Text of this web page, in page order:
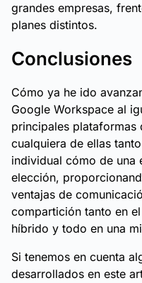
grandes empresas,
planes distintos.
Conclusiones
Cómo ya he ido
Google Workspace al
principales
cualquiera de ellas
individual cómo de una
elección,
ventajas de
compartición tanto en
híbrido y todo en una
Si tenemos en cuenta
desarrollados en este